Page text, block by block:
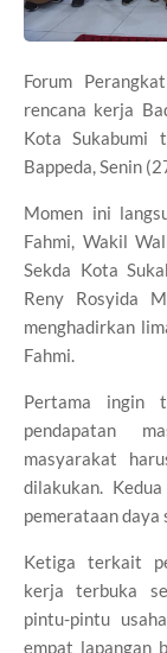
Forum
rencana kerja
Kota Sukabumi
Bappeda, Senin
Momen ini
Fahmi, Wakil
Sekda Kota
Reny Rosyida
menghadirkan
Fahmi.
Pertama ingin
pendapatan
masyarakat
dilakukan.
pemerataan daya
Ketiga terkait
kerja terbuka
pintu-pintu
empat lapangan